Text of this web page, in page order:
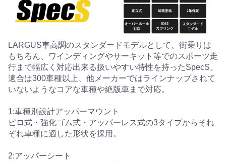
LARGUS車高調のスタンダードモデルとして、街乗りは
もちろん、ワインディングやサーキット等でのスポーツ走
行まで幅広く対応出来る扱いやすい特性を持ったSpecS。
適合は300車種以上、他メーカーではラインナップされて
いないようなコアな車種や絶版車まで対応。
1:車種別設計アッパーマウント
ピロ式・強化ゴム式・アッパーレス式の3タイプからそれ
ぞれ車種に適した形状を採用。
2:アッパーシート